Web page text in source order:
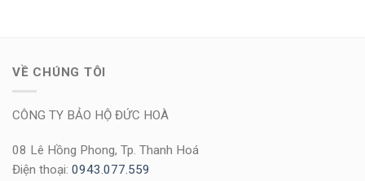
VỀ CHÚNG TÔI
CÔNG TY BẢO HỘ ĐỨC HOÀ
08 Lê Hồng Phong, Tp. Thanh Hoá
Điện thoại: 0943.077.559